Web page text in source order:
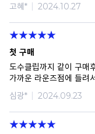
나중에 또 구매하게 된다
필요한거 였는데 덕분에
감사합니다.
고혜* 2024.10.27
첫 구매
도수클립까지 같이 구매
가까운 라운즈점에 들려
너무 맘에 드네요
감사합니다
심광* 2024.09.23